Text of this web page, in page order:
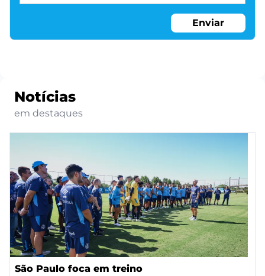
Enviar
Notícias
em destaques
São Paulo foca em treino